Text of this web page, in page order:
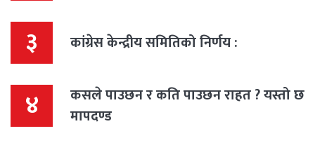
३ कांग्रेस केन्द्रीय समितिको निर्णय :
४
कसले पाउछन र कति पाउछन राहत ? यस्तो छ
मापदण्ड